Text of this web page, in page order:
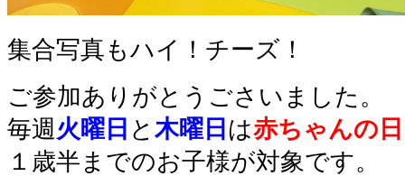
集合写真もハイ！チーズ！
ご参加ありがとうごさいました。
毎週火曜日 と 木曜日 は赤ちゃんの日
１歳半までのお子様が対象です。